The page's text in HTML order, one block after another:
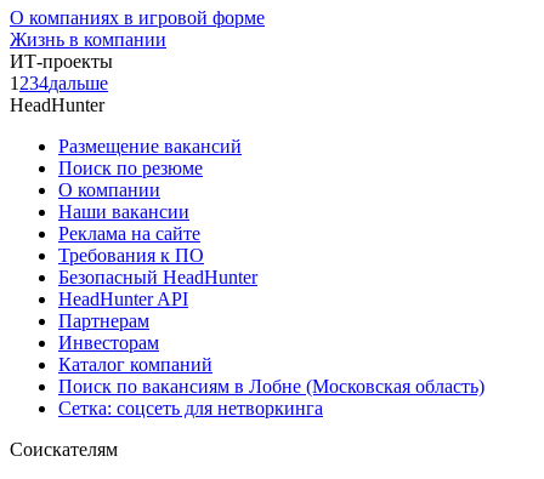
О компаниях в игровой форме
Жизнь в компании
ИТ-проекты
1 234дальше
HeadHunter
Размещение вакансий
Поиск по резюме
О компании
Наши вакансии
Реклама на сайте
Требования к ПО
Безопасный HeadHunter
HeadHunter API
Партнерам
Инвесторам
Каталог компаний
Поиск по вакансиям в Лобне (Московская область)
Сетка: соцсеть для нетворкинга
Соискателям